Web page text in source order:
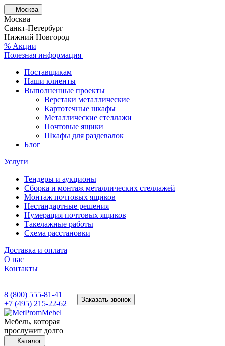
Москва
Москва
Санкт-Петербург
Нижний Новгород
% Акции
Полезная информация
Поставщикам
Наши клиенты
Выполненные проекты
Верстаки металлические
Картотечные шкафы
Металлические стеллажи
Почтовые ящики
Шкафы для раздевалок
Блог
Услуги
Тендеры и аукционы
Сборка и монтаж металлических стеллажей
Монтаж почтовых ящиков
Нестандартные решения
Нумерация почтовых ящиков
Такелажные работы
Схема расстановки
Доставка и оплата
О нас
Контакты
8 (800) 555-81-41
+7 (495) 215-22-62
Заказать звонок
Мебель, которая
прослужит долго
Каталог